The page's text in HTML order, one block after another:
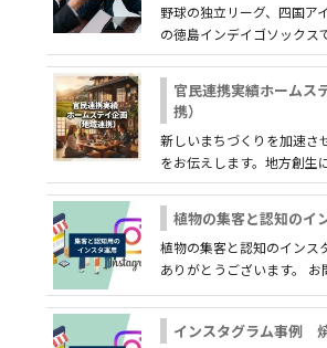
野球の独立リーグ、四国ア
の徳島インデイゴソックス
官民連携実績ホームス
携）
新しいまちづくりを加速さ
をお伝えします。地方創生
植物の集客と認知のイ
植物の集客と認知のインス
ありがとうございます。 お
インスタグラム事例